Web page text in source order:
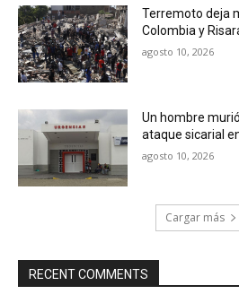
Terremoto deja
Colombia y
agosto 10, 2026
Un hombre
ataque sicarial
agosto 10, 2026
Cargar más
RECENT COMMENTS